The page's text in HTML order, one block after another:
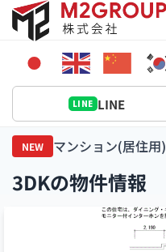
Bỏ
qua
dung
LINE LINE
NEW マンション(居住用)
3DKの物件情報